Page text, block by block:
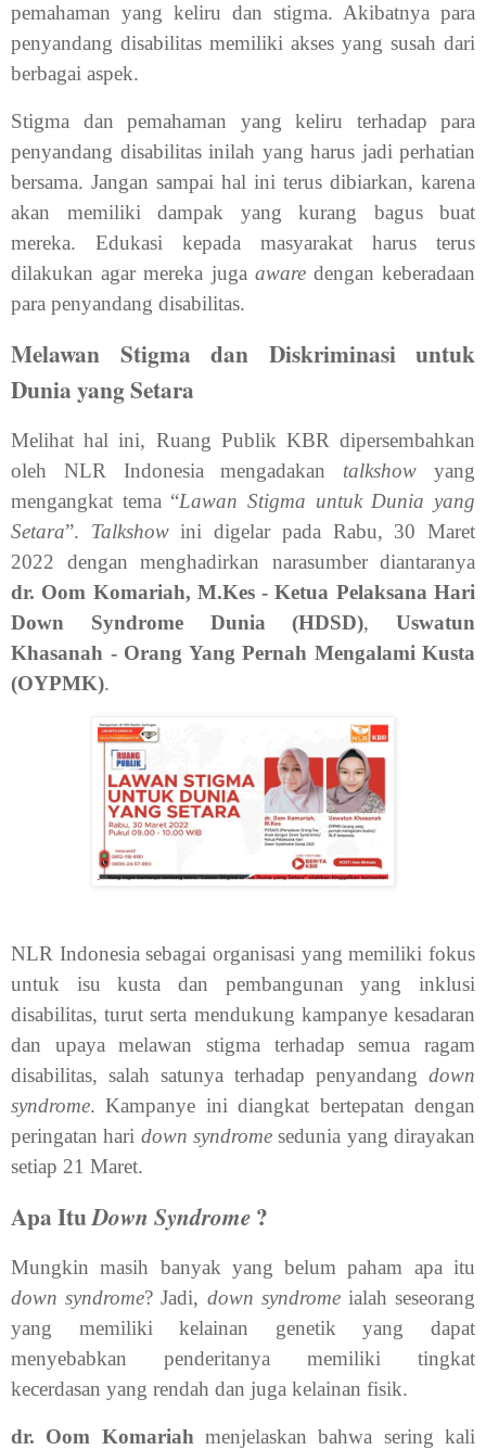
pemahaman yang keliru dan stigma. Akibatnya para
penyandang disabilitas memiliki akses yang susah dari
berbagai aspek.
Stigma dan pemahaman yang keliru terhadap para
penyandang disabilitas inilah yang harus jadi perhatian
bersama. Jangan sampai hal ini terus dibiarkan, karena
akan memiliki dampak yang kurang bagus buat
mereka. Edukasi kepada masyarakat harus terus
dilakukan agar mereka juga awaredengan keberadaan
para penyandang disabilitas.
Melawan Stigma dan Diskriminasi untuk
Dunia yang Setara
Melihat hal ini, Ruang Publik KBR dipersembahkan
oleh NLR Indonesia mengadakan talkshow yang
mengangkat tema “Lawan Stigma untuk Dunia yang
Setara”. Talkshowini digelar pada Rabu, 30 Maret
2022 dengan menghadirkan narasumber diantaranya
dr. Oom Komariah, M.Kes - Ketua Pelaksana Hari
Down Syndrome Dunia (HDSD), Uswatun
Khasanah - Orang Yang Pernah Mengalami Kusta
(OYPMK).
NLR Indonesia sebagai organisasi yang memiliki fokus
untuk isu kusta dan pembangunan yang inklusi
disabilitas, turut serta mendukung kampanye kesadaran
dan upaya melawan stigma terhadap semua ragam
disabilitas, salah satunya terhadap penyandang down
syndrome. Kampanye ini diangkat bertepatan dengan
peringatan hari down syndrome sedunia yang dirayakan
setiap 21 Maret.
Apa ItuDown Syndrome ?
Mungkin masih banyak yang belum paham apa itu
down syndrome? Jadi, down syndrome ialah seseorang
yang memiliki kelainan genetik yang dapat
menyebabkan penderitanya memiliki tingkat
kecerdasan yang rendah dan juga kelainan fisik.
dr. Oom Komariah menjelaskan bahwa sering kali